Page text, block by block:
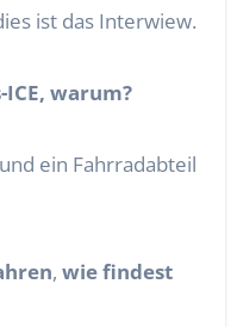
ist das Interwiew.
warum?
ein Fahrradabteil
, wie findest